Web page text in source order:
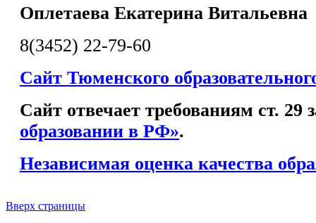
Оплетаева Екатерина Витальевна
8(3452) 22-79-60
Сайт Тюменского
Сайт отвечает требованиям ст.
образовании в РФ».
Независимая оценка качества
Вверх страницы